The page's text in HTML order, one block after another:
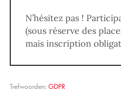
N’hésitez pas !
(sous réserve des
mais inscription
Trefwoorden: GDPR